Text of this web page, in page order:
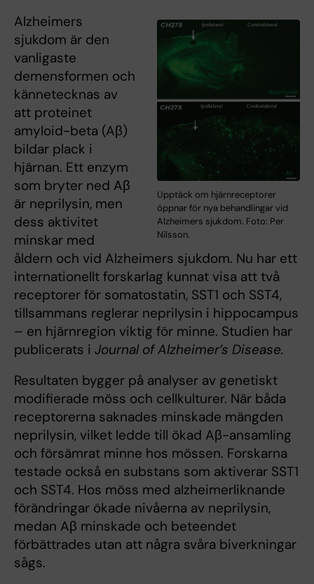
Upptäck om hjärnreceptorer
öppnar för nya behandlingar vid
Alzheimers sjukdom. Foto: Per
Nilsson.
Alzheimers
sjukdom är den
vanligaste
demensformen och
kännetecknas av
att proteinet
amyloid-beta (Aβ)
bildar plack i
hjärnan. Ett enzym
som bryter ned Aβ
är neprilysin, men
dess aktivitet
minskar med
åldern och vid Alzheimers sjukdom. Nu har ett
internationellt forskarlag kunnat visa att två
receptorer för somatostatin, SST1 och SST4,
tillsammans reglerar neprilysin i hippocampus
– en hjärnregion viktig för minne. Studien har
publicerats i Journal of Alzheimer’s Disease.
Resultaten bygger på analyser av genetiskt
modifierade möss och cellkulturer. När båda
receptorerna saknades minskade mängden
neprilysin, vilket ledde till ökad Aβ-ansamling
och försämrat minne hos mössen. Forskarna
testade också en substans som aktiverar SST1
och SST4. Hos möss med alzheimerliknande
förändringar ökade nivåerna av neprilysin,
medan Aβ minskade och beteendet
förbättrades utan att några svåra biverkningar
sågs.